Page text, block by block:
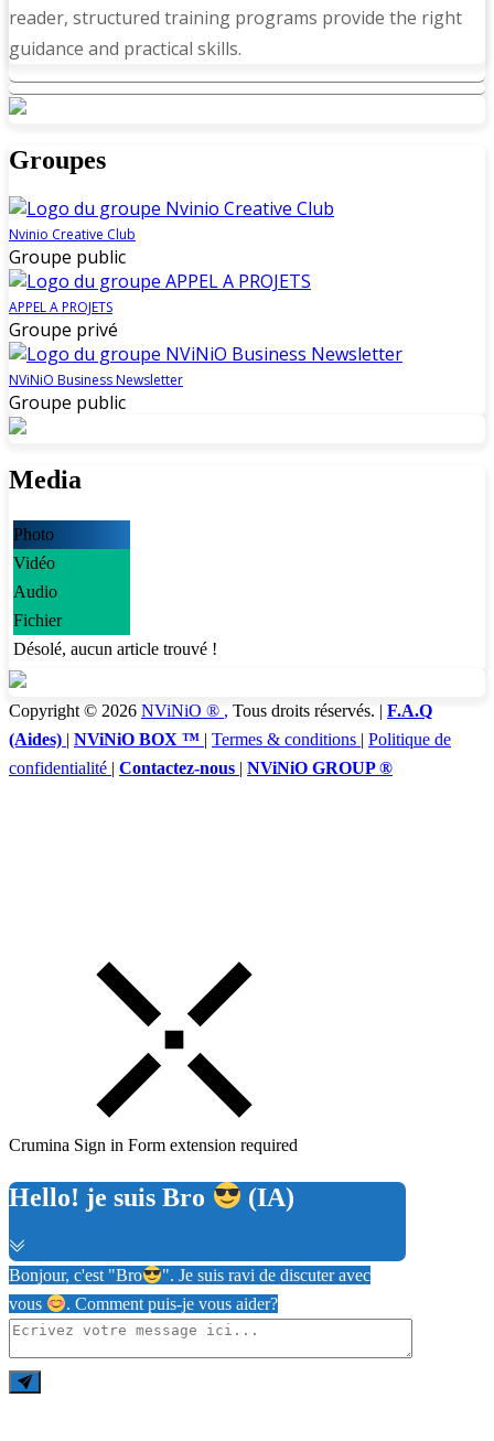
reader, structured training programs provide the right
guidance and practical skills.
Groupes
Nvinio Creative Club
Groupe public
APPEL A PROJETS
Groupe privé
NViNiO Business Newsletter
Groupe public
Media
Photo
Vidéo
Audio
Fichier
Désolé, aucun article trouvé !
Copyright © 2026 NViNiO ® , Tous droits réservés. | F.A.Q
(Aides) | NViNiO BOX ™ | Termes & conditions | Politique de
confidentialité | Contactez-nous | NViNiO GROUP ®
Crumina Sign in Form extension required
Hello! je suis Bro (IA)
Bonjour, c'est "Bro
". Je suis ravi de discuter avec
vous
. Comment puis-je vous aider?